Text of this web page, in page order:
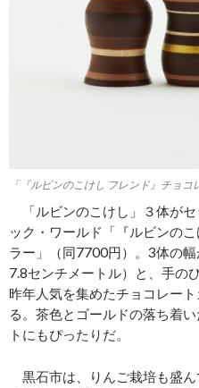
「『ルビンのこけし フレンド』チョコ
「ルビンのこけし」３体がセ
ック・ワールド「『ルビンの
ラー」（同7700円）。3体の
7.8センチメートル）と、手の
昨年人気を集めたチョコレー
る。茶色とゴールドの落ち着
トにもぴったりだ。
黒石市は、りんご栽培も盛